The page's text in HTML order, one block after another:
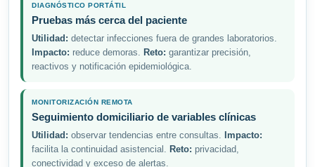
DIAGNÓSTICO PORTÁTIL
Pruebas más cerca del paciente
Utilidad: detectar infecciones fuera de grandes laboratorios.
Impacto: reduce demoras. Reto: garantizar precisión,
reactivos y notificación epidemiológica.
MONITORIZACIÓN REMOTA
Seguimiento domiciliario de variables clínicas
Utilidad: observar tendencias entre consultas. Impacto:
facilita la continuidad asistencial. Reto: privacidad,
conectividad y exceso de alertas.